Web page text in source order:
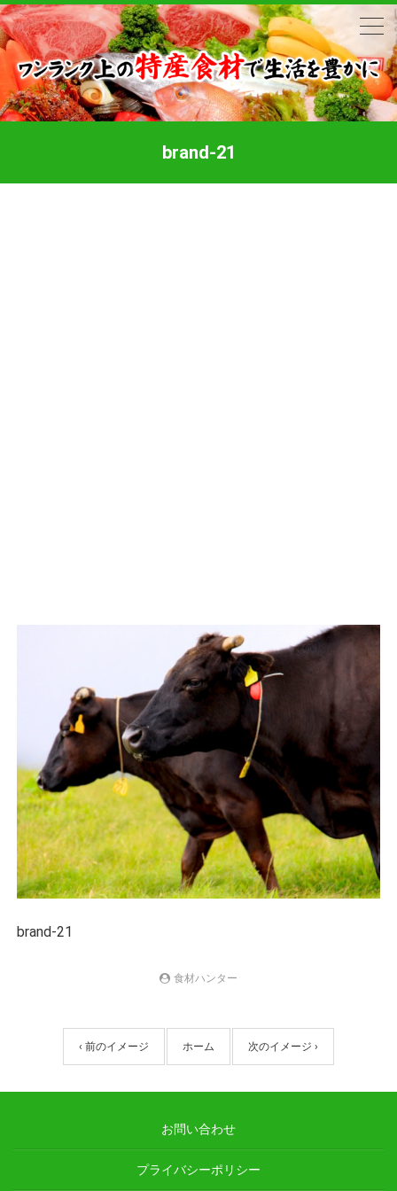
brand-21
brand-21
食材ハンター
‹ 前のイメージ ホーム 次のイメージ ›
お問い合わせ
プライバシーポリシー